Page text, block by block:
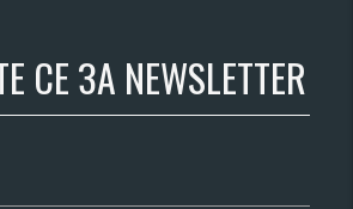
СЕ ЗА NEWSLETTER